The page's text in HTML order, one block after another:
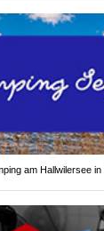
am Hallwilersee